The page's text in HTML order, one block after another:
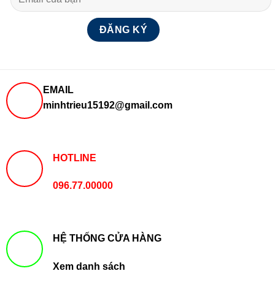
EMAIL
minhtrieu15192@gmail.com
HOTLINE
096.77.00000
HỆ THỐNG CỬA HÀNG
Xem danh sách